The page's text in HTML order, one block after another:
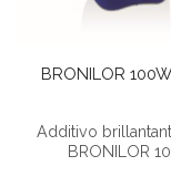
BRONILOR
Additivo
BRONILOR